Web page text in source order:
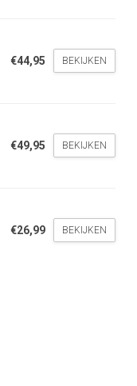
€44,95 BEKIJKEN
€49,95 BEKIJKEN
€26,99 BEKIJKEN